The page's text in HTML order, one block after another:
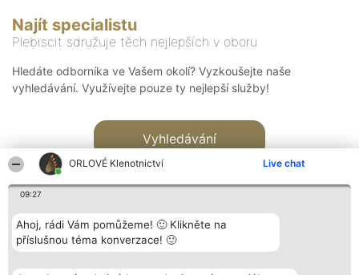
ORLOVÉ Klenotnictví Live chat
09:27
Ahoj, rádi Vám pomůžeme! 🙂 Klikněte na
příslušnou téma konverzace! 🙂
Najít specialistu
Plebiscit sdružuje těch nejlepších v oboru
Hledáte odborníka ve Vašem okolí? Vyzkoušejte naše
vyhledávání. Využívejte pouze ty nejlepší služby!
Vyhledávání
Bright Side Solutions sp. z o. Vítězové Kontakt